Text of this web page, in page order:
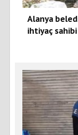
Alanya
ihtiyaç